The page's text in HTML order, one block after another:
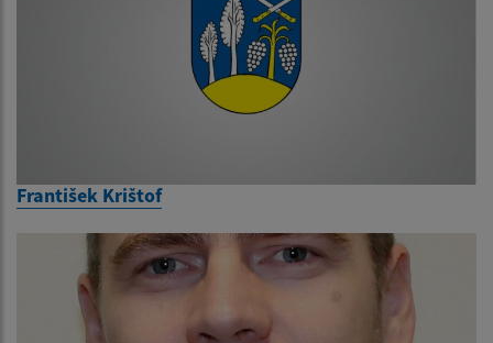
František Krištof